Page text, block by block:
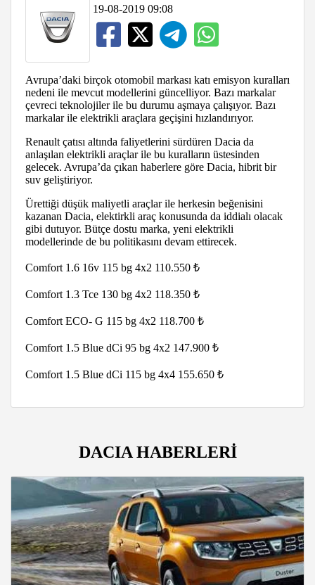
19-08-2019 09:08
Avrupa’daki birçok otomobil markası katı emisyon kuralları
nedeni ile mevcut modellerini güncelliyor. Bazı markalar
çevreci teknolojiler ile bu durumu aşmaya çalışıyor. Bazı
markalar ile elektrikli araçlara geçişini hızlandırıyor.
Renault çatısı altında faliyetlerini sürdüren Dacia da
anlaşılan elektrikli araçlar ile bu kuralların üstesinden
gelecek. Avrupa’da çıkan haberlere göre Dacia, hibrit bir
suv geliştiriyor.
Ürettiği düşük maliyetli araçlar ile herkesin beğenisini
kazanan Dacia, elektirkli araç konusunda da iddialı olacak
gibi dutuyor. Bütçe dostu marka, yeni elektrikli
modellerinde de bu politikasını devam ettirecek.
Comfort 1.6 16v 115 bg 4x2 110.550 ₺
Comfort 1.3 Tce 130 bg 4x2 118.350 ₺
Comfort ECO- G 115 bg 4x2 118.700 ₺
Comfort 1.5 Blue dCi 95 bg 4x2 147.900 ₺
Comfort 1.5 Blue dCi 115 bg 4x4 155.650 ₺
DACIA HABERLERİ